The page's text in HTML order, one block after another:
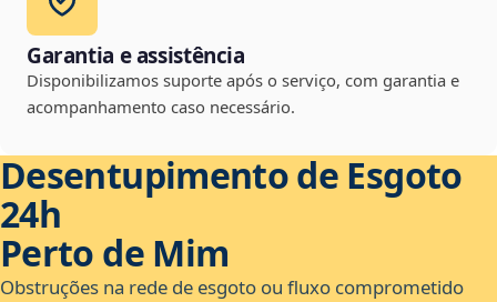
Garantia e assistência
Disponibilizamos suporte após o serviço, com garantia e
acompanhamento caso necessário.
Desentupimento de Esgoto
24h
Perto de Mim
Obstruções na rede de esgoto ou fluxo comprometido